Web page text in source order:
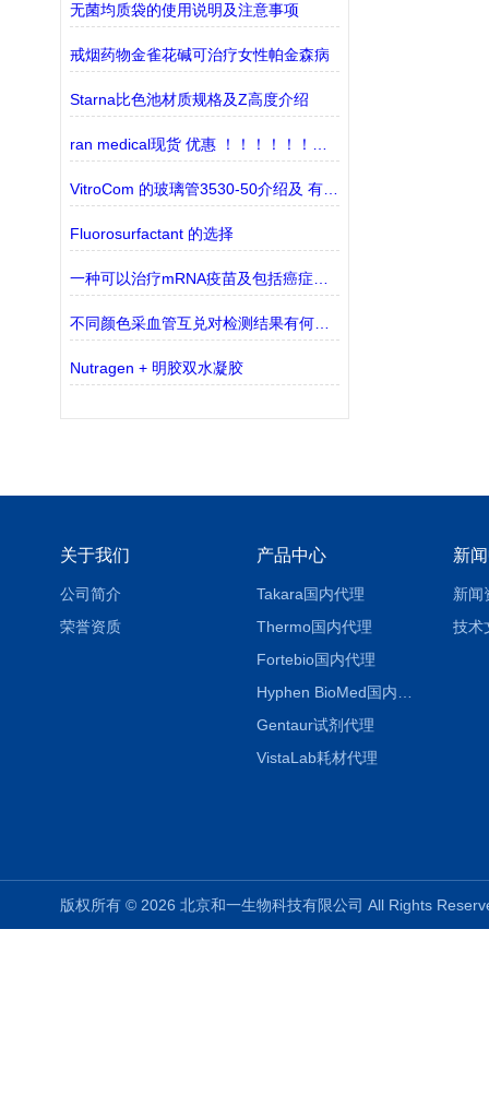
无菌均质袋的使用说明及注意事项
戒烟药物金雀花碱可治疗女性帕金森病
Starna比色池材质规格及Z高度介绍
VitroCom 的玻璃管3530-50介绍及 有 现货
Fluorosurfactant 的选择
不同颜色采血管互兑对检测结果有何影响？
Nutragen + 明胶双水凝胶
关于我们
公司简介
荣誉资质
产品中心
Takara国内代理
Thermo国内代理
Fortebio国内代理
Gentaur试剂代理
VistaLab耗材代理
新
新闻
技术
版权所有 © 2026 北京和一生物科技有限公司 All Rights